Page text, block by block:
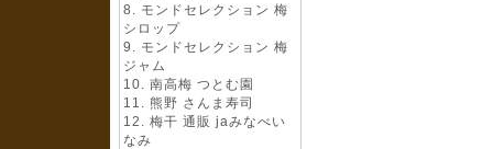
モンドセレクション 梅
シロップ
モンドセレクション 梅
ジャム
南高梅 つとむ園
熊野 さんま寿司
梅干 通販 jaみなべい
なみ